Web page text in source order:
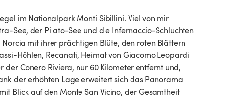
im Nationalpark Monti Sibillini. Viel von mir
See, der Pilato-See und die Infernaccio-Schluchten
mit ihrer prächtigen Blüte, den roten Blättern
Höhlen, Recanati, Heimat von Giacomo Leopardi
Conero Riviera, nur 60 Kilometer entfernt und,
der erhöhten Lage erweitert sich das Panorama
Blick auf den Monte San Vicino, der Gesamtheit